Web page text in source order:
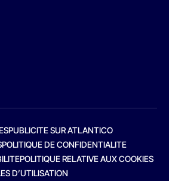
PUBLICITE SUR ATLANTICO
POLITIQUE DE CONFIDENTIALITE
POLITIQUE RELATIVE AUX COOKIES
D’UTILISATION